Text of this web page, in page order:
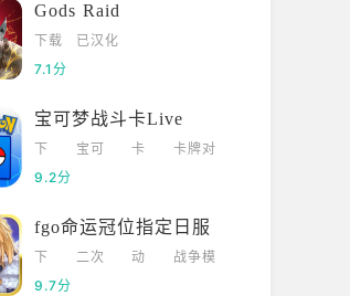
Gods Raid
下载
已汉化
7.1分
宝可梦战斗卡Live
下
载
宝可
卡
卡牌对
9.2分
fgo命运冠位指定日服
下
载
二次
动
战争模
9.7分